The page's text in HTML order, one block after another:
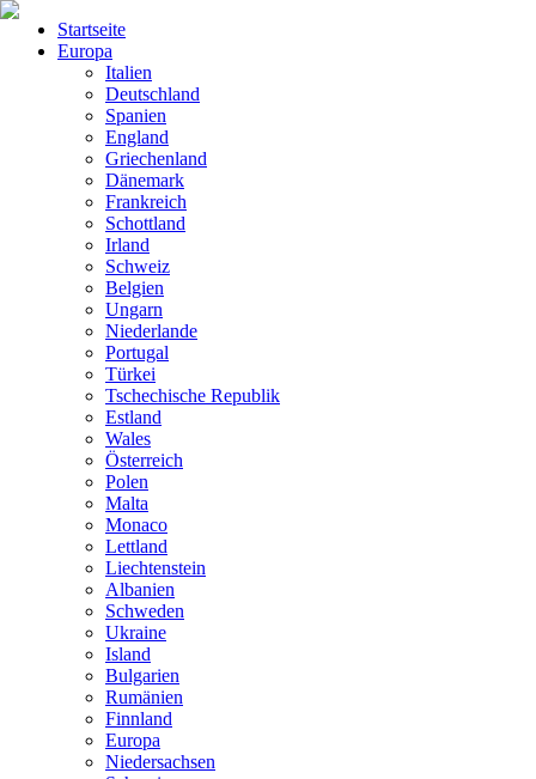
Startseite
Europa
Italien
Deutschland
Spanien
England
Griechenland
Dänemark
Frankreich
Schottland
Irland
Schweiz
Belgien
Ungarn
Niederlande
Portugal
Türkei
Tschechische Republik
Estland
Wales
Österreich
Polen
Malta
Monaco
Lettland
Liechtenstein
Albanien
Schweden
Ukraine
Island
Bulgarien
Rumänien
Finnland
Europa
Niedersachsen